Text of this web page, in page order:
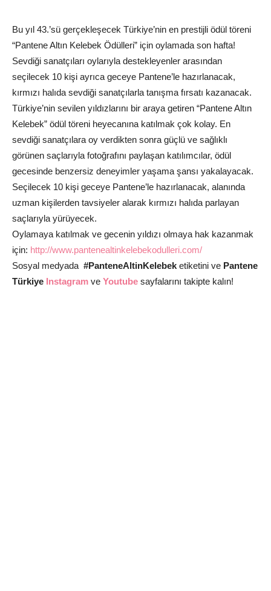
Bu yıl 43.’sü gerçekleşecek Türkiye’nin en prestijli ödül töreni
“Pantene Altın Kelebek Ödülleri” için oylamada son hafta!
Sevdiği sanatçıları oylarıyla destekleyenler arasından
seçilecek 10 kişi ayrıca geceye Pantene’le hazırlanacak,
kırmızı halıda sevdiği sanatçılarla tanışma fırsatı kazanacak.
Türkiye’nin sevilen yıldızlarını bir araya getiren “Pantene Altın
Kelebek” ödül töreni heyecanına katılmak çok kolay. En
sevdiği sanatçılara oy verdikten sonra güçlü ve sağlıklı
görünen saçlarıyla fotoğrafını paylaşan katılımcılar, ödül
gecesinde benzersiz deneyimler yaşama şansı yakalayacak.
Seçilecek 10 kişi geceye Pantene’le hazırlanacak, alanında
uzman kişilerden tavsiyeler alarak kırmızı halıda parlayan
saçlarıyla yürüyecek.
Oylamaya katılmak ve gecenin yıldızı olmaya hak kazanmak
için: http://www.pantenealtinkelebekodulleri.com/
Sosyal medyada #PanteneAltinKelebek etiketini ve Pantene
Türkiye Instagram ve Youtube sayfalarını takipte kalın!